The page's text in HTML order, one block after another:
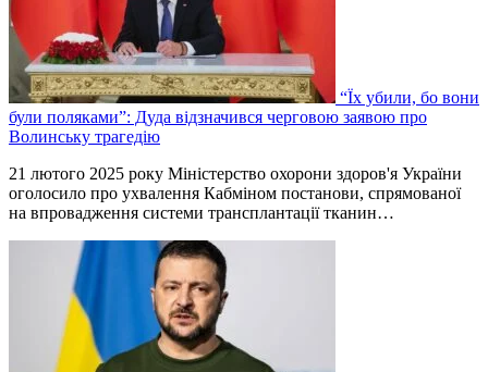
“Їх убили, бо вони
були поляками”: Дуда відзначився черговою заявою про
Волинську трагедію
21 лютого 2025 року Міністерство охорони здоров'я України
оголосило про ухвалення Кабміном постанови, спрямованої
на впровадження системи трансплантації тканин…